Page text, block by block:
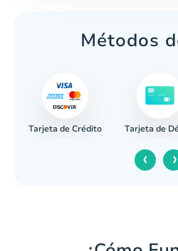
Métodos
Tarjeta de Crédito Tarjeta de
‹ ›